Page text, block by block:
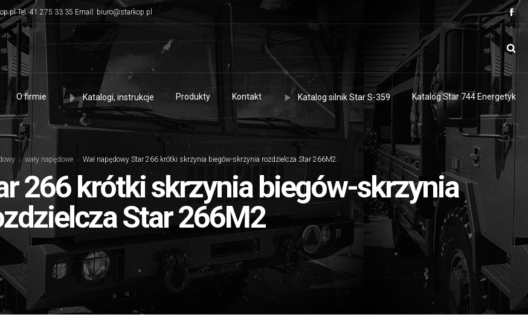
Tel. 41 275 33 35 Email: biuro@starkop.pl
O firmie Katalogi, instrukcje Produkty Kontakt Katalog silnik Star S-359 Katalog Star 744 Energetyk
wały napędowe Wał napędowy Star 266 krótki skrzynia biegów-skrzynia rozdzielcza Star 266M2
266 krótki skrzynia biegów-skrzynia
Star 266M2